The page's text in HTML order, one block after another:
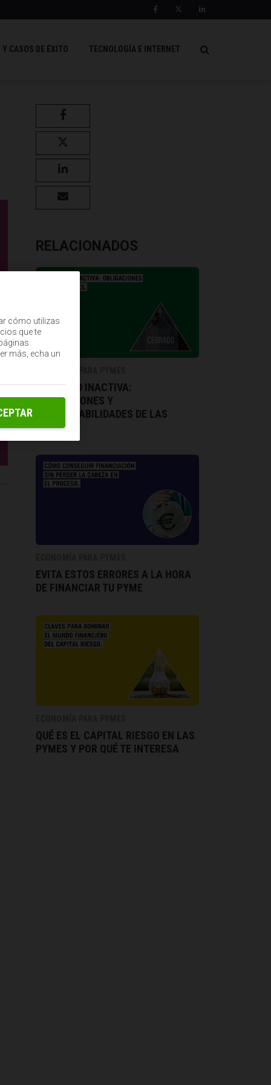
Y CASOS DE ÉXITO TECNOLOGÍA E INTERNET
RELACIONADOS
SOCIEDAD INACTIVA:
OBLIGACIONES Y
RESPONSABILIDADES DE LAS
PYMES
EVITA ESTOS ERRORES A LA HORA
DE FINANCIAR TU PYME
QUÉ ES EL CAPITAL RIESGO EN LAS
PYMES Y POR QUÉ TE INTERESA
cómo utilizas
que te
más, echa un